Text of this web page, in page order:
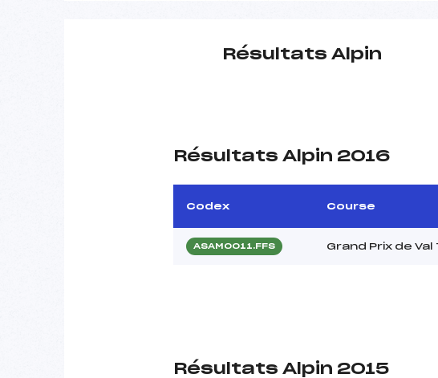
Résultats Alpin
Résultats Alpin 2016
Codex Course
ASAM0011.FFS Grand Prix de
Résultats Alpin 2015